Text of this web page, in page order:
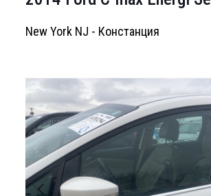
New York NJ - Констанция